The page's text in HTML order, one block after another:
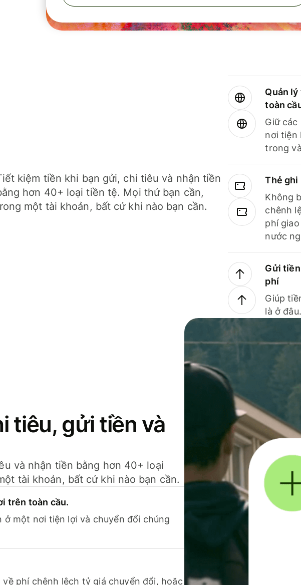
kiệm tiền khi bạn gửi, chi tiêu và nhận tiền
hơn 40+ loại tiền tệ. Mọi thứ bạn cần,
một tài khoản, bất cứ khi nào bạn cần.
Quản
toàn
Giữ các
nơi tiện
trong
Thẻ ghi
Không
chênh
phí
nước
Gửi
phí
Giúp
là ở đâu.
tiêu, gửi tiền và
và nhận tiền bằng hơn 40+ loại
tài khoản, bất cứ khi nào bạn cần.
trên toàn cầu.
ở một nơi tiện lợi và chuyển đổi chúng
phí chênh lệch tỷ giá chuyển đổi, hoặc